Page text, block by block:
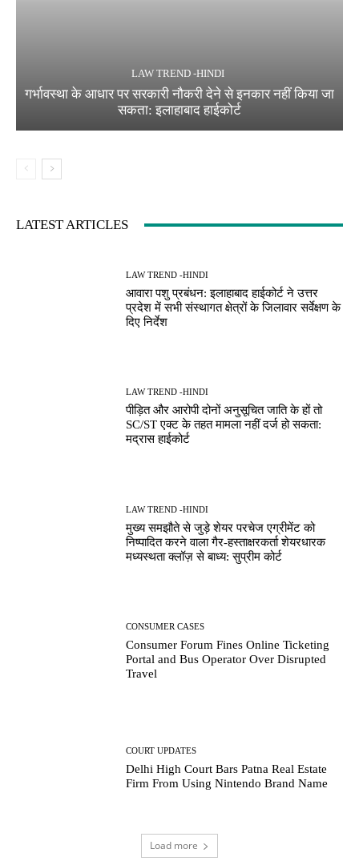
LAW TREND -HINDI
गर्भावस्था के आधार पर सरकारी नौकरी देने से इनकार नहीं किया जा
सकता: इलाहाबाद हाईकोर्ट
LATEST ARTICLES
LAW TREND -HINDI
आवारा पशु प्रबंधन: इलाहाबाद हाईकोर्ट ने उत्तर
प्रदेश में सभी संस्थागत क्षेत्रों के जिलावार सर्वेक्षण के
दिए निर्देश
LAW TREND -HINDI
पीड़ित और आरोपी दोनों अनुसूचित जाति के हों तो
SC/ST एक्ट के तहत मामला नहीं दर्ज हो सकता:
मद्रास हाईकोर्ट
LAW TREND -HINDI
मुख्य समझौते से जुड़े शेयर परचेज एग्रीमेंट को
निष्पादित करने वाला गैर-हस्ताक्षरकर्ता शेयरधारक
मध्यस्थता क्लॉज़ से बाध्य: सुप्रीम कोर्ट
CONSUMER CASES
Consumer Forum Fines Online Ticketing
Portal and Bus Operator Over Disrupted
Travel
COURT UPDATES
Delhi High Court Bars Patna Real Estate
Firm From Using Nintendo Brand Name
Load more